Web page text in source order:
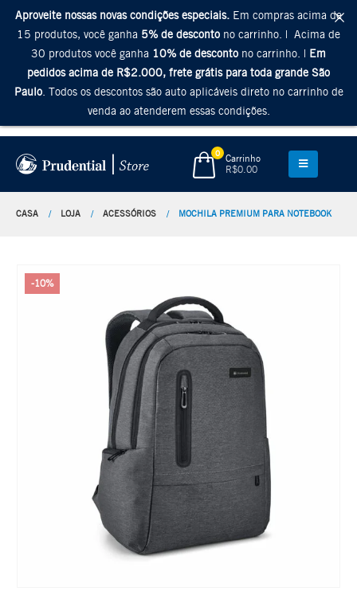
0 Carrinho
R$0.00
CASA LOJA ACESSÓRIOS MOCHILA PREMIUM PARA NOTEBOOK
-10%
Aproveite nossas novas condições especiais. Em compras acima de
15 produtos, você ganha 5% de desconto no carrinho. | Acima de
30 produtos você ganha 10% de desconto no carrinho. | Em
pedidos acima de R$2.000, frete grátis para toda grande São
Paulo. Todos os descontos são auto aplicáveis direto no carrinho de
venda ao atenderem essas condições.